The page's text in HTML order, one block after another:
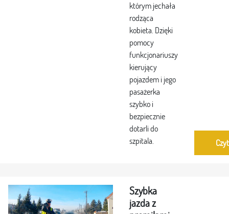
którym jechała
rodząca
kobieta. Dzięki
pomocy
funkcjonariuszy
kierujący
pojazdem i jego
pasażerka
szybko i
bezpiecznie
dotarli do
szpitala.
Szybka
jazda z